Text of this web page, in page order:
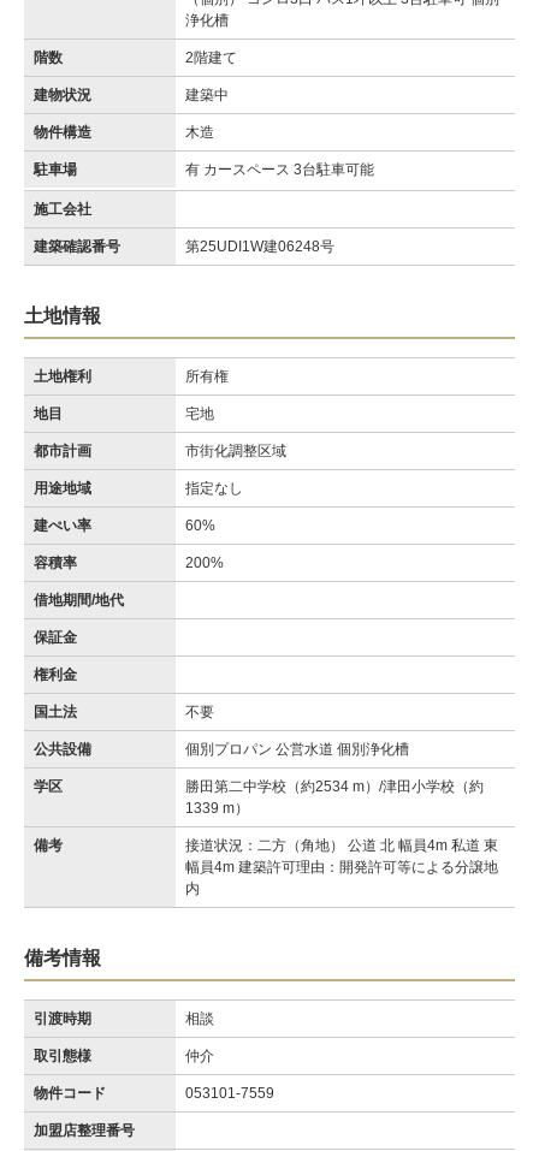
浄化槽
階数 2階建て
建物状況 建築中
物件構造 木造
駐車場 有 カースペース 3台駐車可能
施工会社
建築確認番号 第25UDI1W建06248号
土地情報
土地権利 所有権
地目 宅地
都市計画 市街化調整区域
用途地域 指定なし
建ぺい率 60%
容積率 200%
借地期間/地代
保証金
権利金
国土法 不要
公共設備 個別プロパン 公営水道 個別浄化槽
学区
勝田第二中学校（約2534 m）/津田小学校（約
1339 m）
備考
接道状況：二方（角地） 公道 北 幅員4m 私道 東
幅員4m 建築許可理由：開発許可等による分譲地
内
備考情報
引渡時期 相談
取引態様 仲介
物件コード 053101-7559
加盟店整理番号